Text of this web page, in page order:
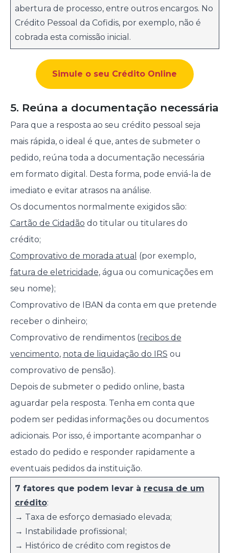
abertura de processo, entre outros encargos. No
Crédito Pessoal da Cofidis, por exemplo, não é
cobrada esta comissão inicial.
Simule o seu Crédito Online
5. Reúna a documentação necessária
Para que a resposta ao seu crédito pessoal seja
mais rápida, o ideal é que, antes de submeter o
pedido, reúna toda a documentação necessária
em formato digital. Desta forma, pode enviá-la de
imediato e evitar atrasos na análise.
Os documentos normalmente exigidos são:
Cartão de Cidadão do titular ou titulares do
crédito;
Comprovativo de morada atual (por exemplo,
fatura de eletricidade, água ou comunicações em
seu nome);
Comprovativo de IBAN da conta em que pretende
receber o dinheiro;
Comprovativo de rendimentos (recibos de
vencimento, nota de liquidação do IRS ou
comprovativo de pensão).
Depois de submeter o pedido online, basta
aguardar pela resposta. Tenha em conta que
podem ser pedidas informações ou documentos
adicionais. Por isso, é importante acompanhar o
estado do pedido e responder rapidamente a
eventuais pedidos da instituição.
7 fatores que podem levar à recusa de um
crédito:
→ Taxa de esforço demasiado elevada;
→ Instabilidade profissional;
→ Histórico de crédito com registos de